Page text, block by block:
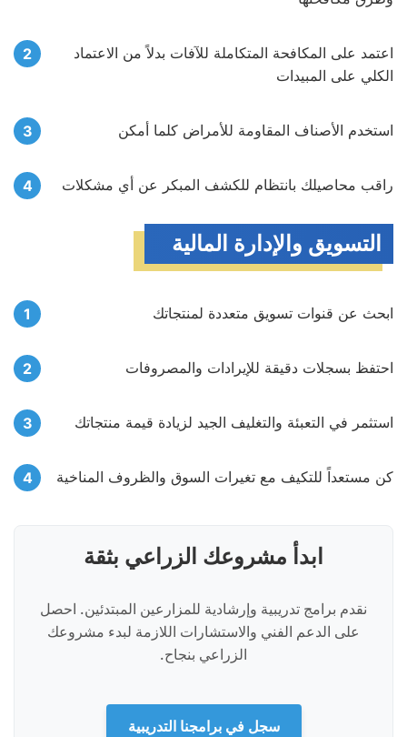
اعتمد على المكافحة المتكاملة للآفات بدلاً من الاعتماد
الكلي على المبيدات
استخدم الأصناف المقاومة للأمراض كلما أمكن
راقب محاصيلك بانتظام للكشف المبكر عن أي مشكلات
التسويق والإدارة المالية
ابحث عن قنوات تسويق متعددة لمنتجاتك
احتفظ بسجلات دقيقة للإيرادات والمصروفات
استثمر في التعبئة والتغليف الجيد لزيادة قيمة منتجاتك
كن مستعداً للتكيف مع تغيرات السوق والظروف المناخية
ابدأ مشروعك الزراعي بثقة
نقدم برامج تدريبية وإرشادية للمزارعين المبتدئين. احصل
على الدعم الفني والاستشارات اللازمة لبدء مشروعك
الزراعي بنجاح.
سجل في برامجنا التدريبية